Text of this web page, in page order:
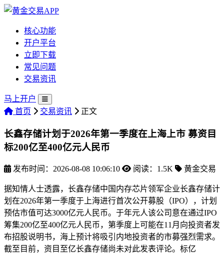
核心功能
开户平台
立即下载
常见问题
交易资讯
马上开户
首页
交易资讯 正文
长鑫存储计划于2026年第一季度在上海上市 募资目
标200亿至400亿元人民币
发布时间：2026-08-08 10:06:10 阅读：1.5K 黄金交易
据知情人士透露，长鑫存储中国内存芯片领军企业长鑫存储计
划在2026年第一季度于上海进行首次公开募股（IPO），计划
预估市值可达3000亿元人民币。于年元人该公司意在通过IPO
筹集200亿至400亿元人民币，第季度上可能在11月向投资者发
布招股说明书，海上预计将吸引内地投资者的市募强烈需求。
截至目前，资目至亿长鑫存储尚未对此发表评论。标亿